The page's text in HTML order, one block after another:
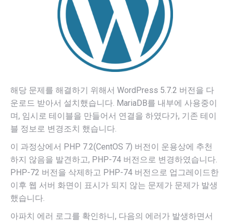
해당 문제를 해결하기 위해서 WordPress 5.7.2 버전을 다
운로드 받아서 설치했습니다. MariaDB를 내부에 사용중이
며, 임시로 테이블을 만들어서 연결을 하였다가, 기존 테이
블 정보로 변경조치 했습니다.
이 과정상에서 PHP 7.2(CentOS 7) 버전이 운용상에 추천
하지 않음을 발견하고, PHP-74 버전으로 변경하였습니다.
PHP-72 버전을 삭제하고 PHP-74 버전으로 업그레이드한
이후 웹 서버 화면이 표시가 되지 않는 문제가 문제가 발생
했습니다.
아파치 에러 로그를 확인하니, 다음의 에러가 발생하면서